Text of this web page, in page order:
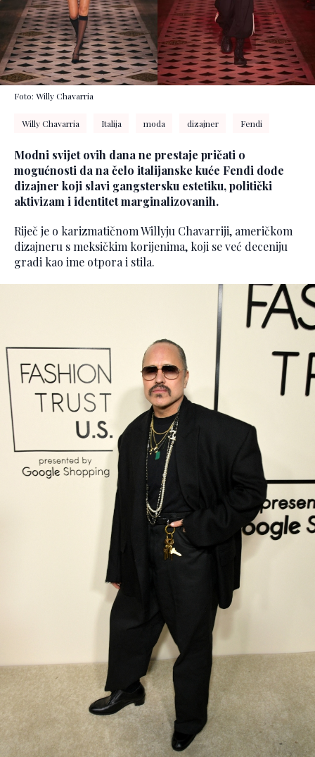
Foto: Willy Chavarria
Willy Chavarria Italija moda dizajner Fendi
Modni svijet ovih dana ne prestaje pričati o
mogućnosti da na čelo italijanske kuće Fendi dođe
dizajner koji slavi gangstersku estetiku, politički
aktivizam i identitet marginalizovanih.
Riječ je o karizmatičnom Willyju Chavarriji, američkom
dizajneru s meksičkim korijenima, koji se već deceniju
gradi kao ime otpora i stila.